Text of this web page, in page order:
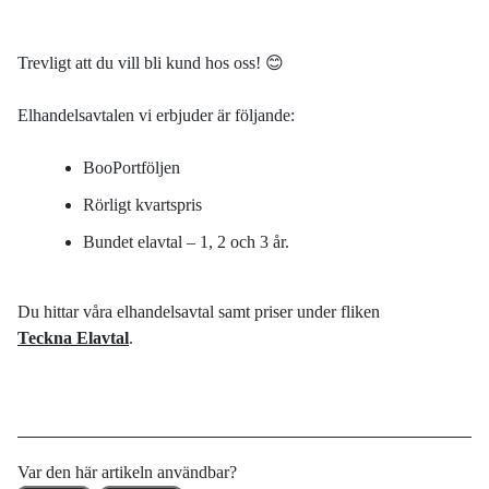
Trevligt att du vill bli kund hos oss! 😊
Elhandelsavtalen vi erbjuder är följande:
BooPortföljen
Rörligt kvartspris
Bundet elavtal – 1, 2 och 3 år.
Du hittar våra elhandelsavtal samt priser under fliken
Teckna Elavtal.
Var den här artikeln användbar?